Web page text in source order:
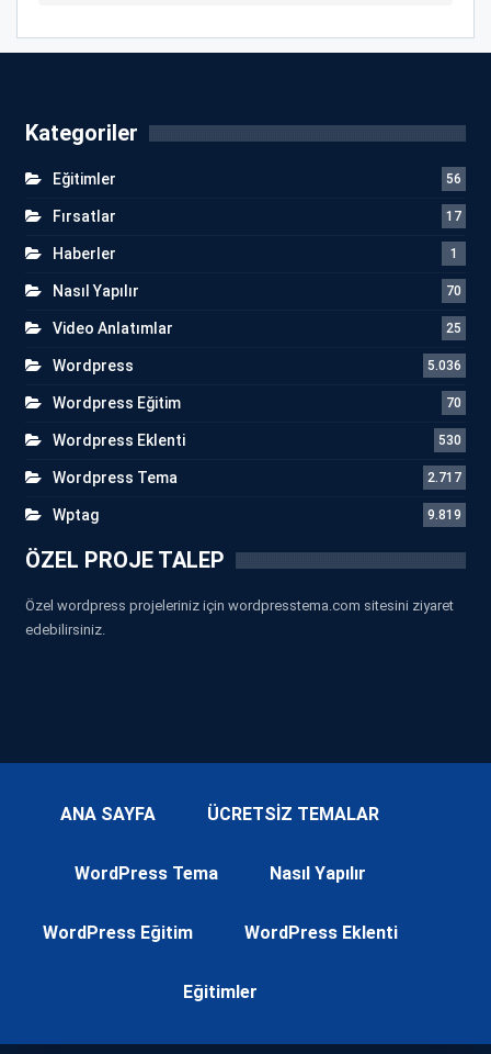
Kategoriler
Eğitimler 56
Fırsatlar 17
Haberler 1
Nasıl Yapılır 70
Video Anlatımlar 25
Wordpress 5.036
Wordpress Eğitim 70
Wordpress Eklenti 530
Wordpress Tema 2.717
Wptag 9.819
ÖZEL PROJE TALEP
Özel wordpress projeleriniz için wordpresstema.com sitesini ziyaret
edebilirsiniz.
ANA SAYFA ÜCRETSİZ TEMALAR
WordPress Tema Nasıl Yapılır
WordPress Eğitim WordPress Eklenti
Eğitimler